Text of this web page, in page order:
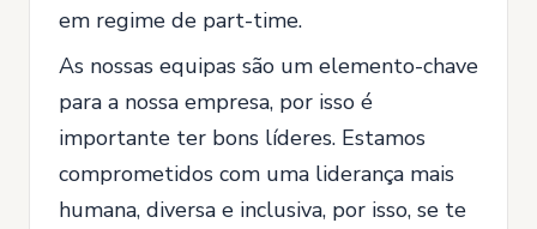
em regime de part-time.
As nossas equipas são um elemento-chave
para a nossa empresa, por isso é
importante ter bons líderes. Estamos
comprometidos com uma liderança mais
humana, diversa e inclusiva, por isso, se te